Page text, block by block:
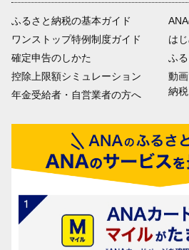
ふるさと納税の基本ガイド
ワンストップ特例制度ガイド
確定申告のしかた
控除上限額シミュレーション
年金受給者・自営業者の方へ
は
ふ
動
納税